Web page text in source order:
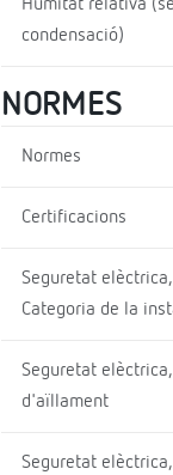
Humitat relativa
condensació)
NORMES
Normes
Certificacions
Seguretat elèctrica,
Categoria de la
Seguretat
d'aïllament
Seguretat